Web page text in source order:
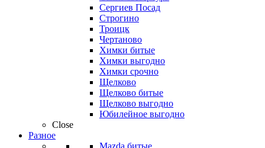
Сергиев Посад
Строгино
Троицк
Чертаново
Химки битые
Химки выгодно
Химки срочно
Щелково
Щелково битые
Щелково выгодно
Юбилейное выгодно
Close
Разное
Mazda битые